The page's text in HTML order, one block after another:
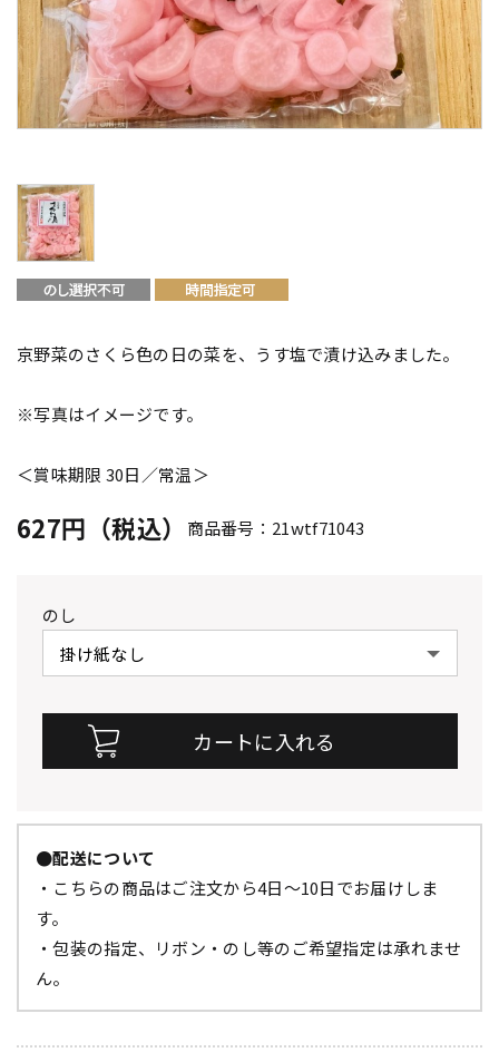
京野菜のさくら色の日の菜を、うす塩で漬け込みました。
※写真はイメージです。
＜賞味期限 30日／常温＞
627円（税込） 商品番号：21wtf71043
のし
●配送について
・こちらの商品はご注文から4日～10日でお届けしま
す。
・包装の指定、リボン・のし等のご希望指定は承れませ
ん。